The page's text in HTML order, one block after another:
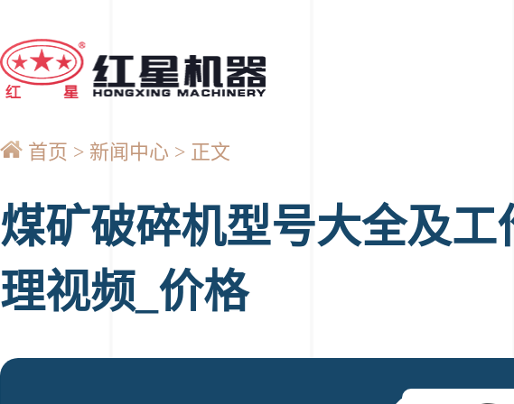
首页 新闻中心 正文
煤矿破碎机型号大全及工
理视频_价格